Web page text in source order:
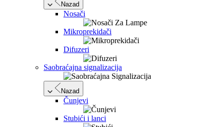
Nazad
Nosači
Mikroprekidači
Difuzeri
Saobraćajna signalizacija
Nazad
Čunjevi
Stubići i lanci